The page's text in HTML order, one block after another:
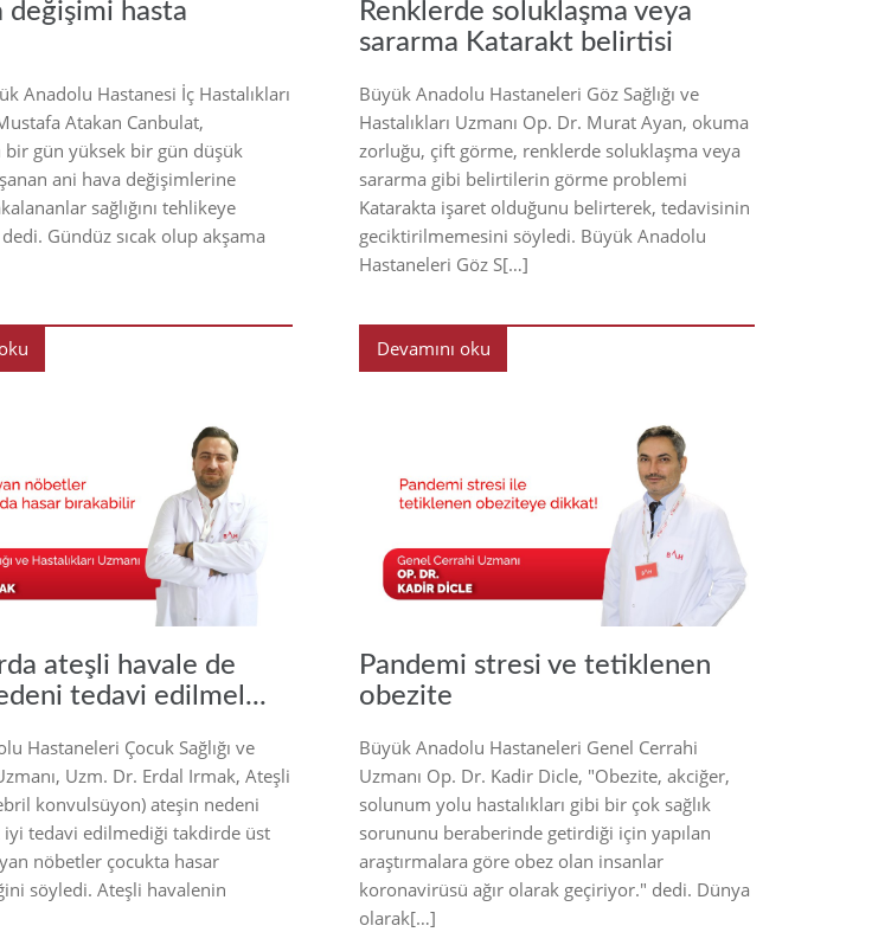
değişimi hasta
Anadolu Hastanesi İç Hastalıkları
Atakan Canbulat,
bir gün yüksek bir gün düşük
ani hava değişimlerine
sağlığını tehlikeye
Gündüz sıcak olup akşama
Renklerde soluklaşma veya
sararma Katarakt belirtisi
Büyük Anadolu Hastaneleri Göz Sağlığı ve
Hastalıkları Uzmanı Op. Dr. Murat Ayan, okuma
zorluğu, çift görme, renklerde soluklaşma veya
sararma gibi belirtilerin görme problemi
Katarakta işaret olduğunu belirterek, tedavisinin
geciktirilmemesini söyledi. Büyük Anadolu
Hastaneleri Göz S[…]
Devamını oku
ateşli havale de
tedavi edilmel...
Hastaneleri Çocuk Sağlığı ve
Uzm. Dr. Erdal Irmak, Ateşli
konvulsüyon) ateşin nedeni
iyi tedavi edilmediği takdirde üst
nöbetler çocukta hasar
söyledi. Ateşli havalenin
2021
Pandemi stresi ve tetiklenen
obezite
Büyük Anadolu Hastaneleri Genel Cerrahi
Uzmanı Op. Dr. Kadir Dicle, "Obezite, akciğer,
solunum yolu hastalıkları gibi bir çok sağlık
sorununu beraberinde getirdiği için yapılan
araştırmalara göre obez olan insanlar
koronavirüsü ağır olarak geçiriyor." dedi. Dünya
olarak[…]